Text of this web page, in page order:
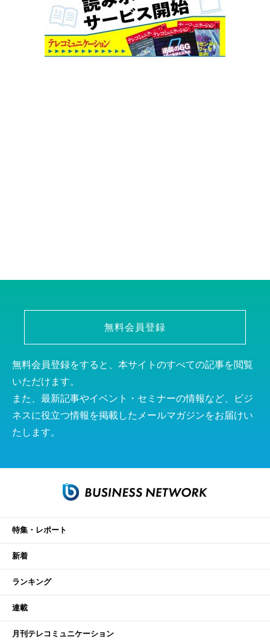
無料会員登録
無料会員登録をすると、本サイトのすべての記事を閲覧
いただけます。
また、最新記事やイベント・セミナーの情報など、ビジ
ネスに役立つ情報を掲載したメールマガジンをお届けい
たします。
特集・レポート
新着
ランキング
連載
月刊テレコミュニケーション